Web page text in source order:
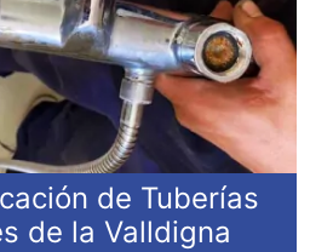
de Tuberías
de la Valldigna